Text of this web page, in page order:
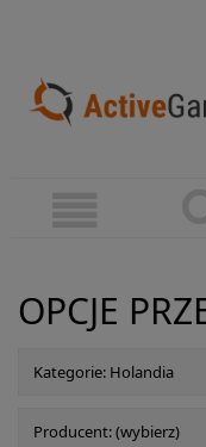
OPCJE
Kategorie: Holandia
Producent: (wybierz)